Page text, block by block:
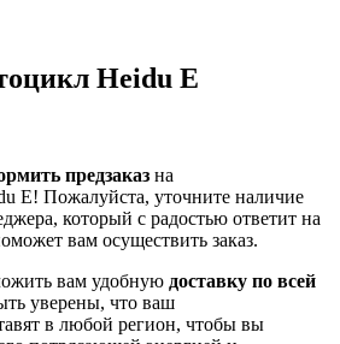
Heidu E
предзаказ на
E! Пожалуйста, уточните наличие
который с радостью ответит на
вам осуществить заказ.
вам удобную доставку по всей
уверены, что ваш
в любой регион, чтобы вы